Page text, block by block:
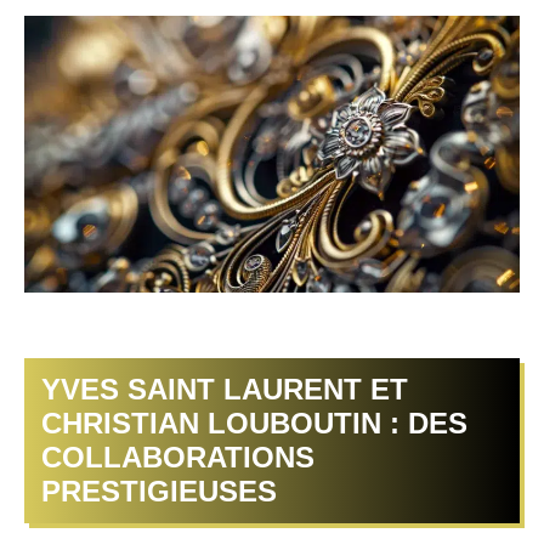
YVES SAINT LAURENT ET
CHRISTIAN LOUBOUTIN : DES
COLLABORATIONS
PRESTIGIEUSES